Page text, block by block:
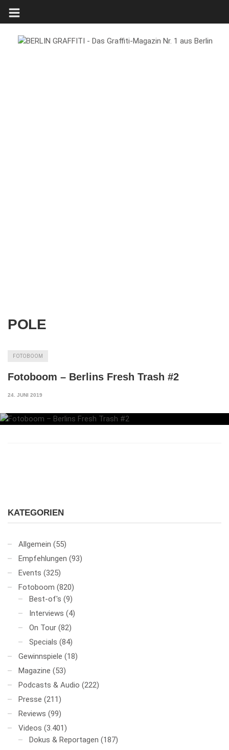
POLE
FOTOBOOM
Fotoboom – Berlins Fresh Trash #2
24. JUNI 2019
KATEGORIEN
Allgemein (55)
Empfehlungen (93)
Events (325)
Fotoboom (820)
Best-of's (9)
Interviews (4)
On Tour (82)
Specials (84)
Gewinnspiele (18)
Magazine (53)
Podcasts & Audio (222)
Presse (211)
Reviews (99)
Videos (3.401)
Dokus & Reportagen (187)